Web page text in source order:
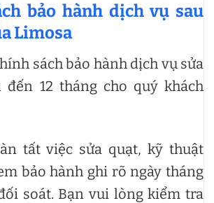
bảo hành dịch vụ sau
Limosa
sách bảo hành dịch vụ sửa
12 tháng cho quý khách
tất việc sửa quạt, kỹ thuật
bảo hành ghi rõ ngày tháng
soát. Bạn vui lòng kiểm tra